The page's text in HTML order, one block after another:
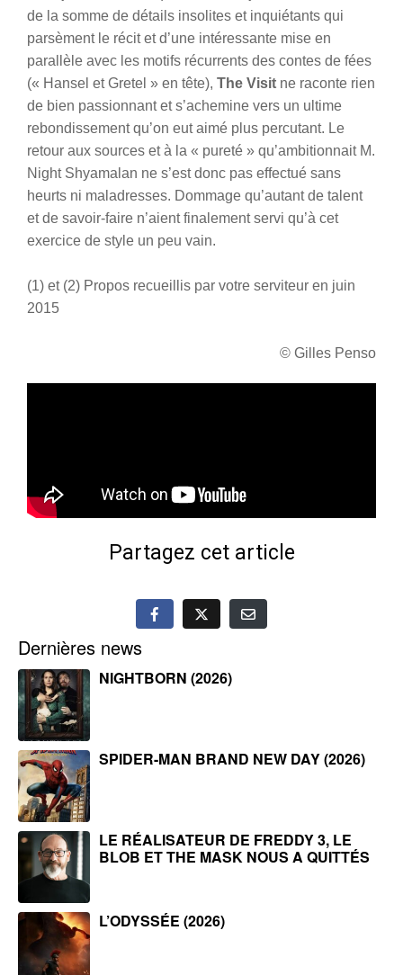
de la somme de détails insolites et inquiétants qui
parsèment le récit et d’une intéressante mise en
parallèle avec les motifs récurrents des contes de fées
(« Hansel et Gretel » en tête), The Visit ne raconte rien
de bien passionnant et s’achemine vers un ultime
rebondissement qu’on eut aimé plus percutant. Le
retour aux sources et à la « pureté » qu’ambitionnait M.
Night Shyamalan ne s’est donc pas effectué sans
heurts ni maladresses. Dommage qu’autant de talent
et de savoir-faire n’aient finalement servi qu’à cet
exercice de style un peu vain.
(1) et (2) Propos recueillis par votre serviteur en juin
2015
© Gilles Penso
Partagez cet article
Dernières news
NIGHTBORN (2026)
SPIDER-MAN BRAND NEW DAY (2026)
LE RÉALISATEUR DE FREDDY 3, LE
BLOB ET THE MASK NOUS A QUITTÉS
L’ODYSSÉE (2026)